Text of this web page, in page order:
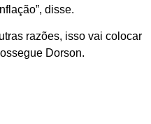
disse.
razões, isso vai colocar
Dorson.